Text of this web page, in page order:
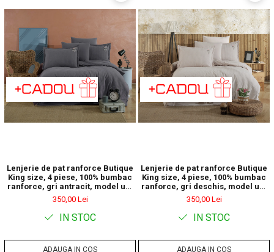
Lenjerie de pat ranforce Butique
King size, 4 piese, 100% bumbac
ranforce, gri antracit, model uni
cu broderie florala, EVEYA V2
350,00 Lei
IN STOC
ADAUGA IN COS
Lenjerie de pat ranforce Butique
King size, 4 piese, 100% bumbac
ranforce, gri deschis, model uni
cu broderie florala, EVEYA V1
350,00 Lei
IN STOC
ADAUGA IN COS